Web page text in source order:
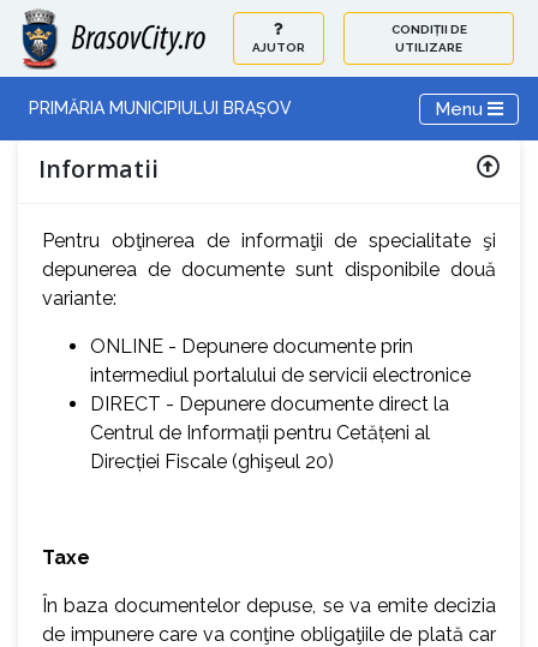
AJUTOR
CONDIȚII DE
UTILIZARE
PRIMĂRIA MUNICIPIULUI BRAȘOV Toggle
Menu
Informatii
Pentru obţinerea de informaţii de specialitate şi
depunerea de documente sunt disponibile două
variante:
ONLINE - Depunere documente prin
intermediul portalului de servicii electronice
DIRECT - Depunere documente direct la
Centrul de Informații pentru Cetățeni al
Direcției Fiscale (ghişeul 20)
Taxe
În baza documentelor depuse, se va emite decizia
de impunere care va conţine obligaţiile de plată car